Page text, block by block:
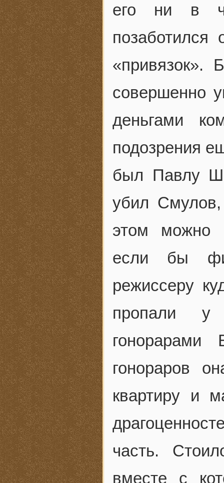
его ни в
«привязок».
совершенно
деньгами
подозрения
был Павлу
убил
этом можно
если бы
режиссеру
пропали у
гонораров
квартиру и
часть.
вместе с